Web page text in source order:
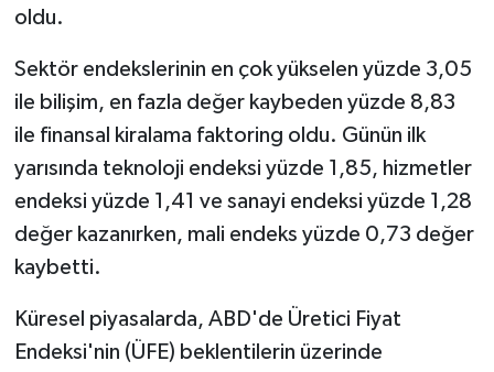
oldu.
Sektör endekslerinin en çok yükselen yüzde 3,05
ile bilişim, en fazla değer kaybeden yüzde 8,83
ile finansal kiralama faktoring oldu. Günün ilk
yarısında teknoloji endeksi yüzde 1,85, hizmetler
endeksi yüzde 1,41 ve sanayi endeksi yüzde 1,28
değer kazanırken, mali endeks yüzde 0,73 değer
kaybetti.
Küresel piyasalarda, ABD'de Üretici Fiyat
Endeksi'nin (ÜFE) beklentilerin üzerinde